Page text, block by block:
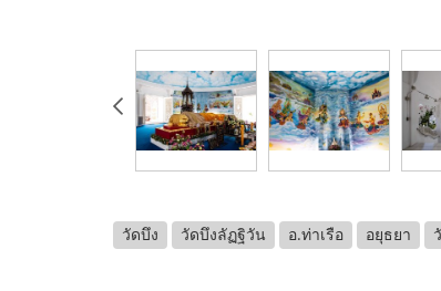
วัดบึง วัดบึงลัฏฐิวัน อ.ท่าเรือ อยุธยา